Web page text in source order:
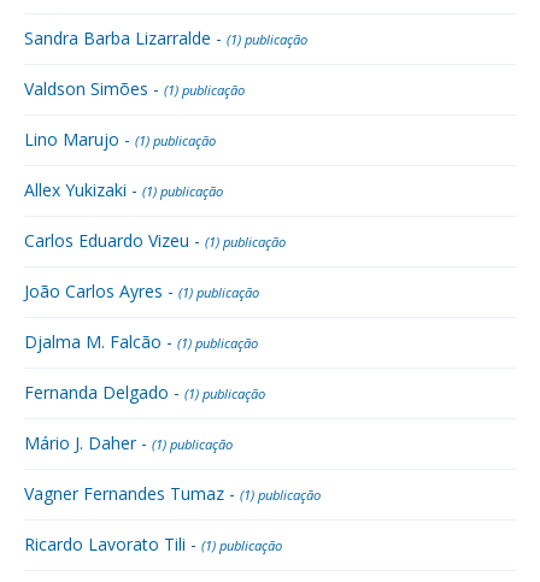
Sandra Barba Lizarralde - (1) publicação
Valdson Simões - (1) publicação
Lino Marujo - (1) publicação
Allex Yukizaki - (1) publicação
Carlos Eduardo Vizeu - (1) publicação
João Carlos Ayres - (1) publicação
Djalma M. Falcão - (1) publicação
Fernanda Delgado - (1) publicação
Mário J. Daher - (1) publicação
Vagner Fernandes Tumaz - (1) publicação
Ricardo Lavorato Tili - (1) publicação